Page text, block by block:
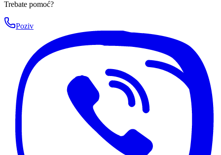
Trebate pomoć?
Poziv